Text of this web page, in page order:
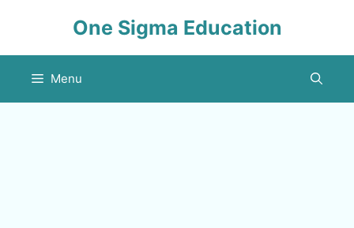
One Sigma Education
Menu